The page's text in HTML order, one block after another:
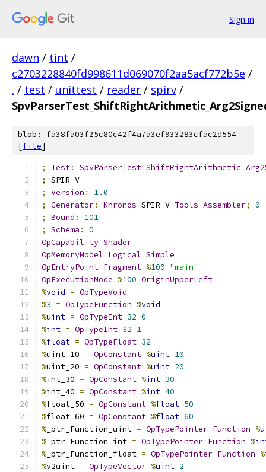
Sign in
dawn / tint /
c2703228840fd998611d069070f2aa5acf772b5e /
. / test / unittest / reader / spirv /
blob: fa38fa03f25c80c42f4a7a3ef933283cfac2d554
[file]
; Test:
;
SPIR-V
;
Version :
1.0
;
Generator: Khronos SPIR-V Tools Assembler;
0
;
Bound :
101
;
Schema :
0
OpCapability Shader
OpMemoryModel Logical Simple
OpEntryPoint Fragment %100 "main"
OpExecutionMode %100 OriginUpperLeft
%void = OpTypeVoid
%3 = OpTypeFunction %void
%uint = OpTypeInt 32 0
%int = OpTypeInt 32 1
%float = OpTypeFloat 32
%uint_10 = OpConstant %uint 10
%uint_20 = OpConstant %uint 20
%int_30 = OpConstant %int 30
%int_40 = OpConstant %int 40
%float_50 = OpConstant %float 50
%float_60 = OpConstant %float 60
% _ptr_Function_uint = OpTypePointer Function %
% _ptr_Function_int = OpTypePointer Function %
% _ptr_Function_float = OpTypePointer Function %
%v2uint = OpTypeVector %uint 2